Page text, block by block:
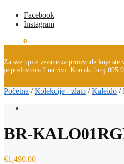
Facebook
Instagram
0
Za sve upite vezane za proizvode koje
je poslovnica 2 na rivi. Kontakt broj 095
Početna /Kolekcije - zlato /Kaleido /
BR-
€1,490.00